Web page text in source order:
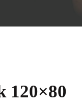
120×80